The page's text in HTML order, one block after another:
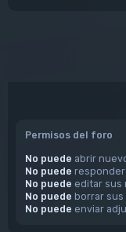
Permisos del foro
No puede abrir
No puede
No puede editar sus
No puede borrar sus
No puede enviar